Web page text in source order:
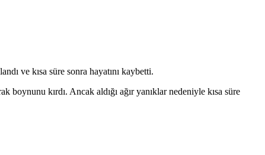
ve kısa süre sonra hayatını kaybetti.
boynunu kırdı. Ancak aldığı ağır yanıklar nedeniyle kısa süre